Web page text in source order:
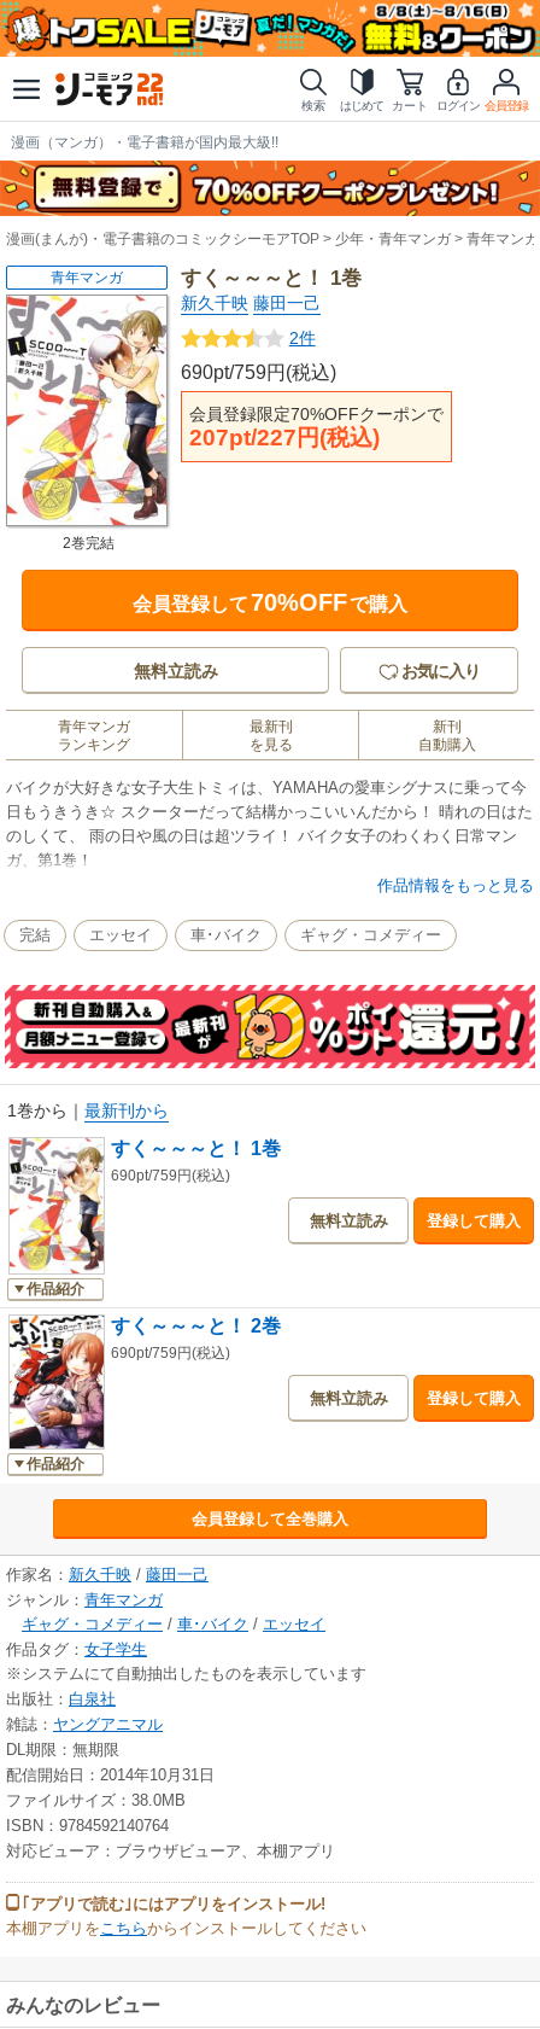
検索 はじめて カート ログイン 会員登録
漫画（マンガ）・電子書籍が国内最大級!!
漫画(まんが)・電子書籍のコミックシーモアTOP 少年・青年マンガ 青年マンガ
すく～～～と！ 1巻
新久千映 藤田一己
2件
690pt/759円(税込)
会員登録限定70%OFFクーポンで
207pt/227円(税込)
青年マンガ
2巻完結
会員登録して70%OFFで購入
無料立読み お気に入り
青年マンガ
ランキング
最新刊
を見る
新刊
自動購入
バイクが大好きな女子大生トミィは、YAMAHAの愛車シグナスに乗って今
日もうきうき☆ スクーターだって結構かっこいいんだから！ 晴れの日はた
のしくて、 雨の日や風の日は超ツライ！ バイク女子のわくわく日常マン
ガ、第1巻！
作品情報をもっと見る
完結 エッセイ 車･バイク ギャグ・コメディー
1巻から ｜ 最新刊から
作品紹介
すく～～～と！ 1巻
690pt/759円(税込)
無料立読み 登録して購入
作品紹介
すく～～～と！ 2巻
690pt/759円(税込)
無料立読み 登録して購入
会員登録して全巻購入
作家名： 新久千映 / 藤田一己
ジャンル： 青年マンガ
ギャグ・コメディー / 車･バイク / エッセイ
作品タグ： 女子学生
※システムにて自動抽出したものを表示しています
出版社： 白泉社
雑誌： ヤングアニマル
DL期限：無期限
配信開始日：2014年10月31日
ファイルサイズ：38.0MB
ISBN：9784592140764
対応ビューア：ブラウザビューア、本棚アプリ
｢アプリで読む｣にはアプリをインストール!
本棚アプリを こちらからインストールしてください
みんなのレビュー